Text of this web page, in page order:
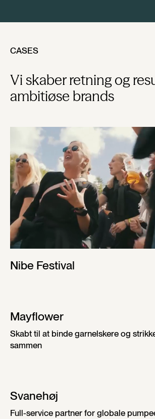
CASES
Vi skaber retning og
ambitiøse brands
Nibe Festival
Mayflower
Skabt til at binde garnelskere og
sammen
Svanehøj
Full-service partner for globale